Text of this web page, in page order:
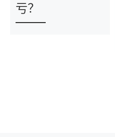
亏？